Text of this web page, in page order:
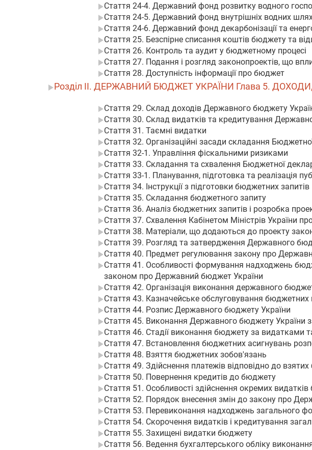
Стаття 24-4. Державний фонд розвитку водного
Стаття 24-5. Державний фонд внутрішніх водних
Стаття 24-6. Державний фонд декарбонізації та
Стаття 25. Безспірне списання коштів бюджету та
Стаття 26. Контроль та аудит у бюджетному процесі
Стаття 27. Подання і розгляд законопроектів, що
Стаття 28. Доступність інформації про бюджет
Розділ II. ДЕРЖАВНИЙ БЮДЖЕТ УКРАЇНИ Глава 5.
Стаття 29. Склад доходів Державного бюджету
Стаття 30. Склад видатків та кредитування
Стаття 31. Таємні видатки
Стаття 32. Організаційні засади складання
Стаття 32-1. Управління фіскальними ризиками
Стаття 33. Складання та схвалення Бюджетної
Стаття 33-1. Планування, підготовка та реалізація
Стаття 34. Інструкції з підготовки бюджетних запитів
Стаття 35. Складання бюджетного запиту
Стаття 36. Аналіз бюджетних запитів і розробка
Стаття 37. Схвалення Кабінетом Міністрів України
Стаття 38. Матеріали, що додаються до проекту
Стаття 39. Розгляд та затвердження Державного
Стаття 40. Предмет регулювання закону про
Стаття 41. Особливості формування надходжень
законом про Державний бюджет України
Стаття 42. Організація виконання державного
Стаття 43. Казначейське обслуговування бюджетних
Стаття 44. Розпис Державного бюджету України
Стаття 45. Виконання Державного бюджету України
Стаття 46. Стадії виконання бюджету за видатками
Стаття 47. Встановлення бюджетних асигнувань
Стаття 48. Взяття бюджетних зобов'язань
Стаття 49. Здійснення платежів відповідно до
Стаття 50. Повернення кредитів до бюджету
Стаття 51. Особливості здійснення окремих
Стаття 52. Порядок внесення змін до закону про
Стаття 53. Перевиконання надходжень загального
Стаття 54. Скорочення видатків і кредитування
Стаття 55. Захищені видатки бюджету
Стаття 56. Ведення бухгалтерського обліку